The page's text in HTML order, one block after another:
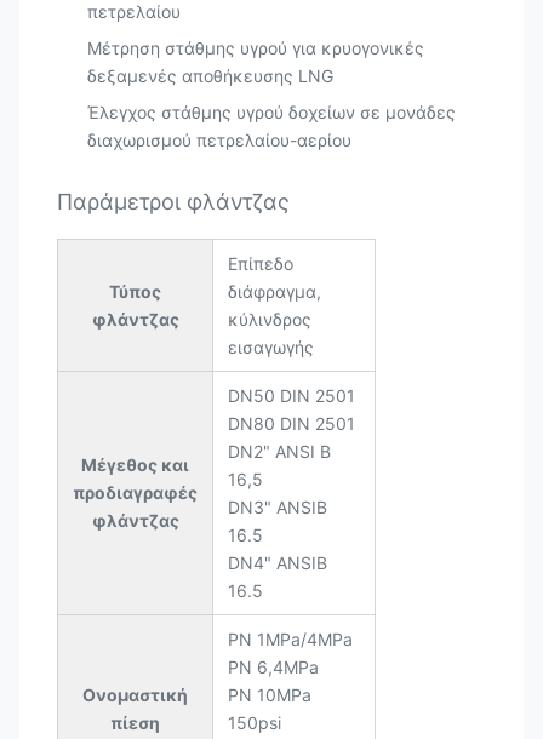
πετρελαίου
Μέτρηση στάθμης υγρού για κρυογονικές
δεξαμενές αποθήκευσης LNG
Έλεγχος στάθμης υγρού δοχείων σε μονάδες
διαχωρισμού πετρελαίου-αερίου
Παράμετροι φλάντζας
Τύπος
φλάντζας
Επίπεδο
διάφραγμα,
κύλινδρος
εισαγωγής
Μέγεθος και
προδιαγραφές
φλάντζας
DN50 DIN 2501
DN80 DIN 2501
DN2" ANSI B
16,5
DN3" ANSIB
16.5
DN4" ANSIB
16.5
Ονομαστική
πίεση
PN 1MPa/4MPa
PN 6,4MPa
PN 10MPa
150psi